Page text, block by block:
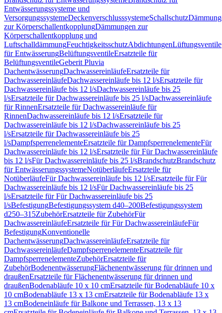
Entwässerungssysteme und
VersorgungssystemeDeckenverschlusssystemeSchallschutz
zur KörperschallentkopplungDämmungen zur
Körperschallentkopplung und
LuftschalldämmungFeuchtigkeitsschutzAbdichtungenLüftungsventile
für EntwässerungBelüftungsventileErsatzteile für
BelüftungsventileGeberit Pluvia
DachentwässerungDachwassereinläufeErsatzteile für
DachwassereinläufeDachwassereinläufe bis 12 l/sErsatzteile für
Dachwassereinläufe bis 12 l/sDachwassereinläufe bis 25
l/sErsatzteile für Dachwassereinläufe bis 25 l/sDachwassereinläufe
für RinnenErsatzteile für Dachwassereinläufe für
RinnenDachwassereinläufe bis 12 l/sErsatzteile für
Dachwassereinläufe bis 12 l/sDachwassereinläufe bis 25
l/sErsatzteile für Dachwassereinläufe bis 25
l/sDampfsperrenelementeErsatzteile für DampfsperrenelementeFür
Dachwassereinläufe bis 12 l/sErsatzteile für Für Dachwassereinläufe
bis 12 l/sFür Dachwassereinläufe bis 25 l/sBrandschutzBrandschutz
für EntwässerungssystemeNotüberläufeErsatzteile für
NotüberläufeFür Dachwassereinläufe bis 12 l/sErsatzteile für Für
Dachwassereinläufe bis 12 l/sFür Dachwassereinläufe bis 25
l/sErsatzteile für Für Dachwassereinläufe bis 25
l/sBefestigungBefestigungssystem d40–200Befestigungssystem
d250–315ZubehörErsatzteile für ZubehörFür
DachwassereinläufeErsatzteile für Für DachwassereinläufeFür
BefestigungKonventionelle
DachentwässerungDachwassereinläufeErsatzteile für
DachwassereinläufeDampfsperrenelementeErsatzteile für
DampfsperrenelementeZubehörErsatzteile für
ZubehörBodenentwässerungFlächenentwässerung für drinnen und
draußenErsatzteile für Flächenentwässerung für drinnen und
draußenBodenabläufe 10 x 10 cmErsatzteile für Bodenabläufe 10 x
10 cmBodenabläufe 13 x 13 cmErsatzteile für Bodenabläufe 13 x
13 cmBodeneinläufe für Balkone und Terrassen, 13 x 13